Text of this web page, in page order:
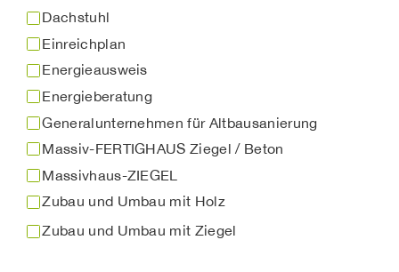
Dachstuhl
Einreichplan
Energieausweis
Energieberatung
Generalunternehmen für Altbausanierung
Massiv-FERTIGHAUS Ziegel / Beton
Massivhaus-ZIEGEL
Zubau und Umbau mit Holz
Zubau und Umbau mit Ziegel